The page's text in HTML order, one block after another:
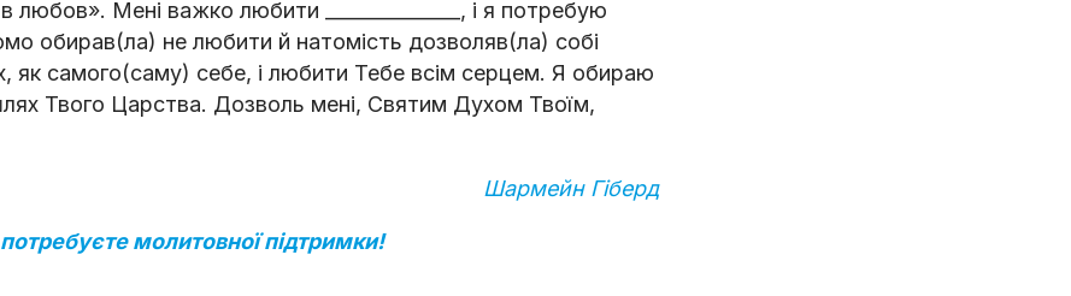
Мені важко любити ______________, і я потребую
обирав(ла) не любити й натомість дозволяв(ла) собі
як самого(саму) себе, і любити Тебе всім серцем. Я обираю
Твого Царства. Дозволь мені, Святим Духом Твоїм,
Шармейн Гіберд
молитовної підтримки!